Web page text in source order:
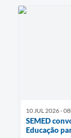
10 JUL 2026 -
SEMED
Educação